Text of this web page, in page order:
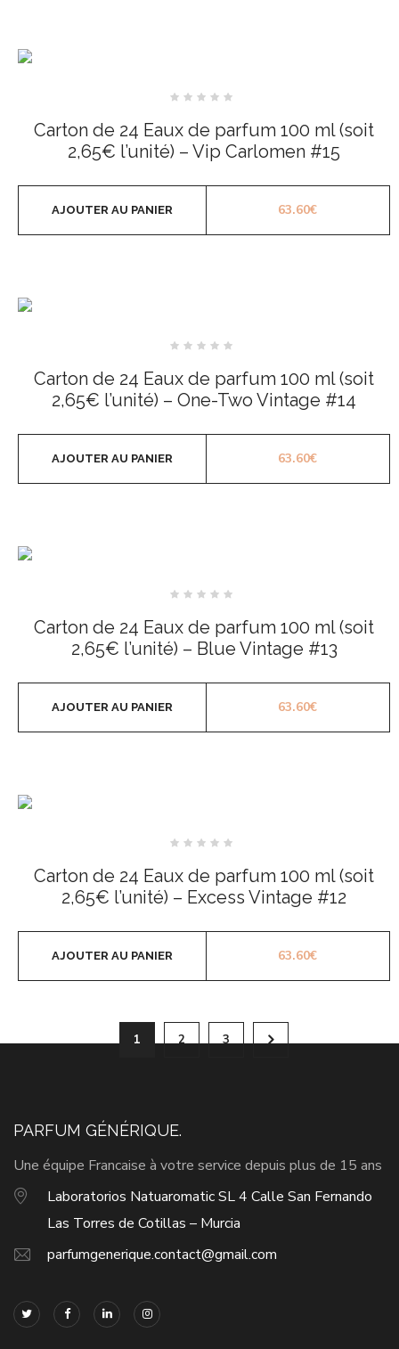
sur
5
Carton de 24 Eaux de parfum 100 ml (soit
2,65€ l’unité) – Vip Carlomen #15
63.60€
AJOUTER AU PANIER
sur
5
Carton de 24 Eaux de parfum 100 ml (soit
2,65€ l’unité) – One-Two Vintage #14
63.60€
AJOUTER AU PANIER
sur
5
Carton de 24 Eaux de parfum 100 ml (soit
2,65€ l’unité) – Blue Vintage #13
63.60€
AJOUTER AU PANIER
sur
5
Carton de 24 Eaux de parfum 100 ml (soit
2,65€ l’unité) – Excess Vintage #12
63.60€
AJOUTER AU PANIER
1 2 3
PARFUM GÉNÉRIQUE.
Une équipe Francaise à votre service depuis plus de 15 ans
Laboratorios Natuaromatic SL 4 Calle San Fernando
Las Torres de Cotillas – Murcia
parfumgenerique.contact@gmail.com